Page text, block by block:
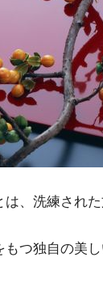
は、洗練され
つ独自の美し